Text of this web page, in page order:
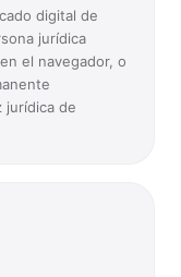
digital de
jurídica
el navegador, o
jurídica de